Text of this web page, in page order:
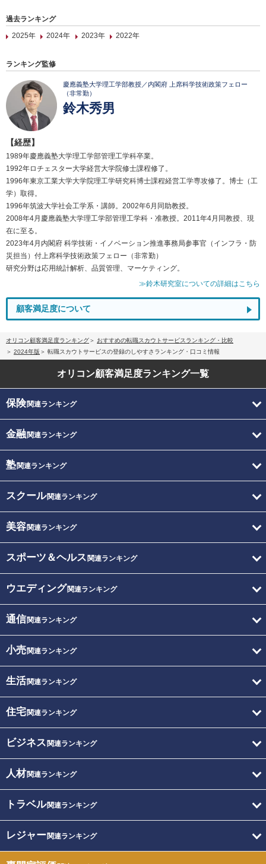
過去ランキング
2025年
2024年 2023年 2022年
ランキング監修
慶應義塾大学理工学部教授／内閣府 上席科学技術政策フェロー
（非常勤）
鈴木秀男
【経歴】
1989年慶應義塾大学理工学部管理工学科卒業。
1992年ロチェスター大学経営大学院修士課程修了。
1996年東京工業大学大学院理工学研究科博士課程経営工学専攻修了。博士（工
学）取得。
1996年筑波大学社会工学系・講師。2002年6月同助教授。
2008年4月慶應義塾大学理工学部管理工学科・准教授。2011年4月同教授、現
在に至る。
2023年4月内閣府 科学技術・イノベーション推進事務局参事官（インフラ・防
災担当）付上席科学技術政策フェロー（非常勤）
研究分野は応用統計解析、品質管理、マーケティング。
≫鈴木研究室についての詳細はこちら
顧客満足度について
オリコン顧客満足度ランキング
おすすめの転職スカウトサービスランキング・比較
2024年版
転職スカウトサービスの登録のしやすさランキング・口コミ情報
オリコン顧客満足度ランキング一覧
保険関連ランキング
金融関連ランキング
塾関連ランキング
スクール関連ランキング
美容関連ランキング
スポーツ＆ヘルス 関連ランキング
ウエディング関連ランキング
通信関連ランキング
小売関連ランキング
生活関連ランキング
住宅関連ランキング
ビジネス 関連ランキング
人材関連ランキング
トラベル関連ランキング
レジャー関連ランキング